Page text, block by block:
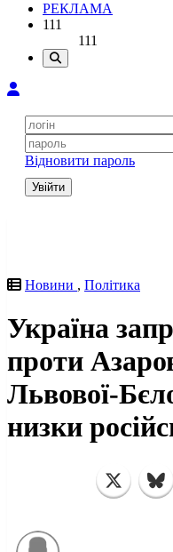
РЕКЛАМА
111
111
Відновити пароль
Увійти
Новини , Політика
Україна
проти
Львової-
низки